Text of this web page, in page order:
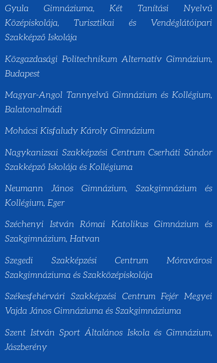
Gyula Gimnáziuma, Két Tanítási Nyelvű
Középiskolája, Turisztikai és Vendéglátóipari
Szakképző Iskolája
Közgazdasági Politechnikum Alternatív Gimnázium,
Budapest
Magyar-Angol Tannyelvű Gimnázium és Kollégium,
Balatonalmádi
Mohácsi Kisfaludy Károly Gimnázium
Nagykanizsai Szakképzési Centrum Cserháti Sándor
Szakképző Iskolája és Kollégiuma
Neumann János Gimnázium, Szakgimnázium és
Kollégium, Eger
Széchenyi István Római Katolikus Gimnázium és
Szakgimnázium, Hatvan
Szegedi Szakképzési Centrum Móravárosi
Szakgimnáziuma és Szakközépiskolája
Székesfehérvári Szakképzési Centrum Fejér Megyei
Vajda János Gimnáziuma és Szakgimnáziuma
Szent István Sport Általános Iskola és Gimnázium,
Jászberény